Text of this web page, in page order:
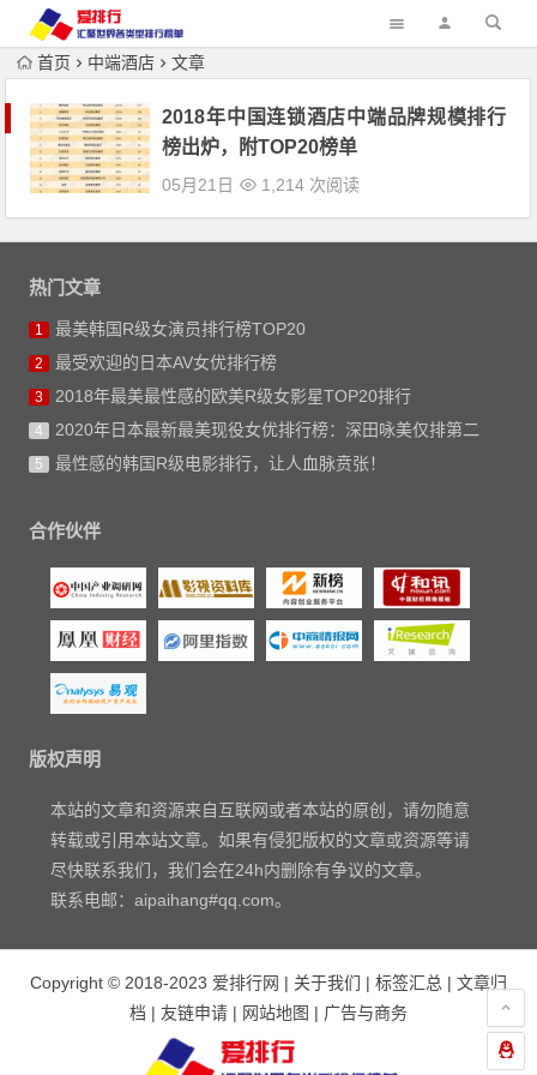
首页 中端酒店 文章
2018年中国连锁酒店中端品牌规模排行
榜出炉，附TOP20榜单
05月21日 1,214 次阅读
热门文章
1 最美韩国R级女演员排行榜TOP20
2 最受欢迎的日本AV女优排行榜
3 2018年最美最性感的欧美R级女影星TOP20排行
4 2020年日本最新最美现役女优排行榜：深田咏美仅排第二
5 最性感的韩国R级电影排行，让人血脉贲张！
合作伙伴
版权声明
本站的文章和资源来自互联网或者本站的原创，请勿随意
转载或引用本站文章。如果有侵犯版权的文章或资源等请
尽快联系我们，我们会在24h内删除有争议的文章。
联系电邮：aipaihang#qq.com。
Copyright © 2018-2023 爱排行网 | 关于我们 | 标签汇总 | 文章归
档 | 友链申请 | 网站地图 | 广告与商务